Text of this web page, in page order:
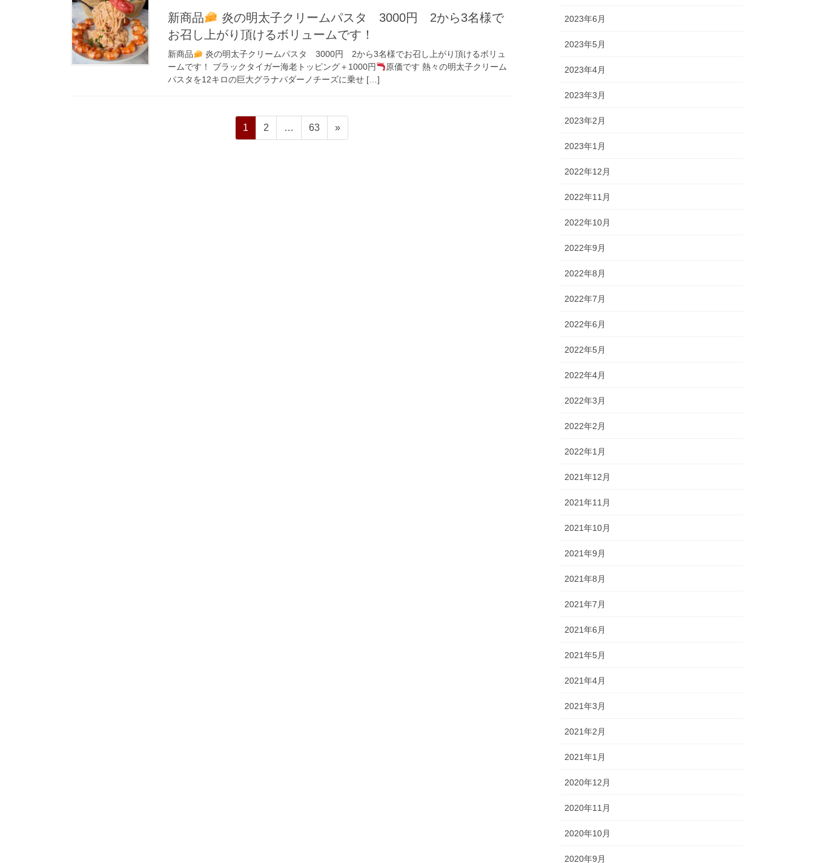
新商品
炎の明太子クリームパスタ 3000円 2から3名様で
お召し上がり頂けるボリュームです！
新商品
炎の明太子クリームパスタ 3000円 2から3名様でお召し上がり頂けるボリュ
ームです！ ブラックタイガー海老トッピング＋1000円
原価です 熱々の明太子クリーム
パスタを12キロの巨大グラナパダーノチーズに乗せ […]
ペ
ー
1
ペ
ー
2 …
ペ
ー
63 »
2023年6月
2023年5月
2023年4月
2023年3月
2023年2月
2023年1月
2022年12月
2022年11月
2022年10月
2022年9月
2022年8月
2022年7月
2022年6月
2022年5月
2022年4月
2022年3月
2022年2月
2022年1月
2021年12月
2021年11月
2021年10月
2021年9月
2021年8月
2021年7月
2021年6月
2021年5月
2021年4月
2021年3月
2021年2月
2021年1月
2020年12月
2020年11月
2020年10月
2020年9月